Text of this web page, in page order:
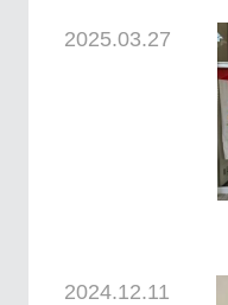
2025.03.27
2024.12.11